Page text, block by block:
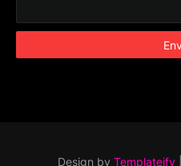
Design by Templateify